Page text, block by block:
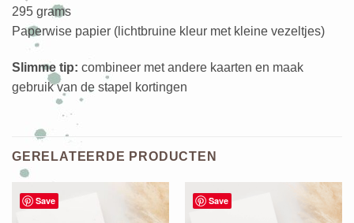
295 grams
Paperwise papier (lichtbruine kleur met kleine vezeltjes)
Slimme tip: combineer met andere kaarten en maak
gebruik van de stapel kortingen
GERELATEERDE PRODUCTEN
Save Save